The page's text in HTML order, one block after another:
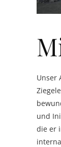
Unser
und
die er